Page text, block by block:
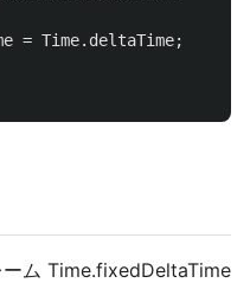
= Time. deltaTime;
ーム Time.fixedDeltaTime